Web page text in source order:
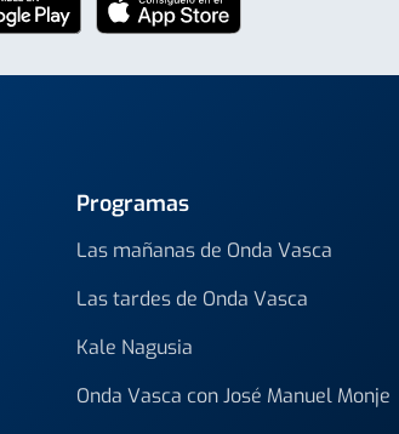
Programas
Las mañanas de Onda Vasca
Las tardes de Onda Vasca
Kale Nagusia
Onda Vasca con José Manuel Monje